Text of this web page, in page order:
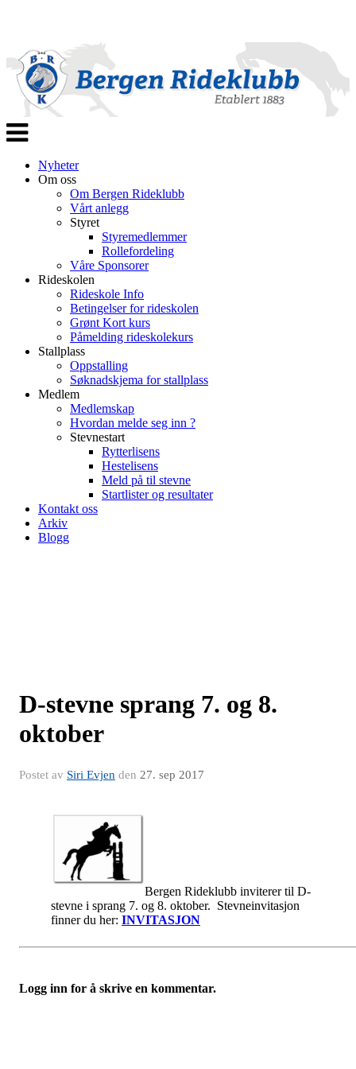
Veksle
navigasjon
Nyheter
Om oss
Om Bergen Rideklubb
Vårt anlegg
Styret
Styremedlemmer
Rollefordeling
Våre Sponsorer
Rideskolen
Rideskole Info
Betingelser for rideskolen
Grønt Kort kurs
Påmelding rideskolekurs
Stallplass
Oppstalling
Søknadskjema for stallplass
Medlem
Medlemskap
Hvordan melde seg inn ?
Stevnestart
Rytterlisens
Hestelisens
Meld på til stevne
Startlister og resultater
Kontakt oss
Arkiv
Blogg
D-stevne sprang 7. og 8.
oktober
Postet av Siri Evjen den 27. sep 2017
Bergen Rideklubb inviterer til D-
stevne i sprang 7. og 8. oktober. Stevneinvitasjon
finner du her: INVITASJON
Logg inn for å skrive en kommentar.